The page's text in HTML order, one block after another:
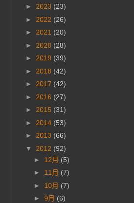
► 2023 (23)
► 2022 (26)
► 2021 (20)
► 2020 (28)
► 2019 (39)
► 2018 (42)
► 2017 (42)
► 2016 (27)
► 2015 (31)
► 2014 (53)
► 2013 (66)
▼ 2012 (92)
► 12月 (5)
► 11月 (7)
► 10月 (7)
► 9月 (6)